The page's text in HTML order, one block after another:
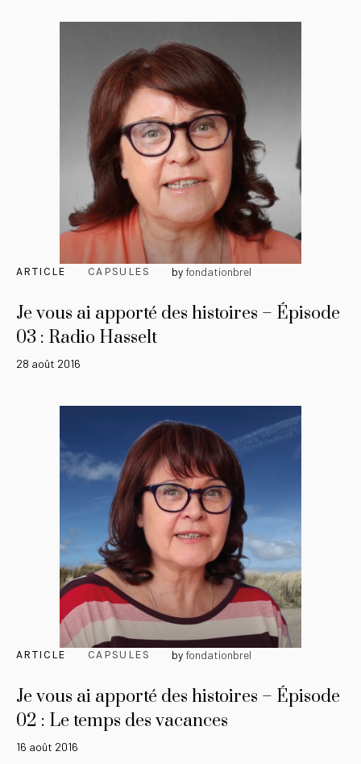
ARTICLE CAPSULES by fondationbrel
Je vous ai apporté des histoires – Épisode
03 : Radio Hasselt
28 août 2016
ARTICLE CAPSULES by fondationbrel
Je vous ai apporté des histoires – Épisode
02 : Le temps des vacances
16 août 2016